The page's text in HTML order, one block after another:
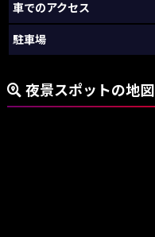
車でのアクセス
駐車場
夜景スポットの地図